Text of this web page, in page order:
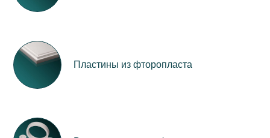
Пластины из фторопласта